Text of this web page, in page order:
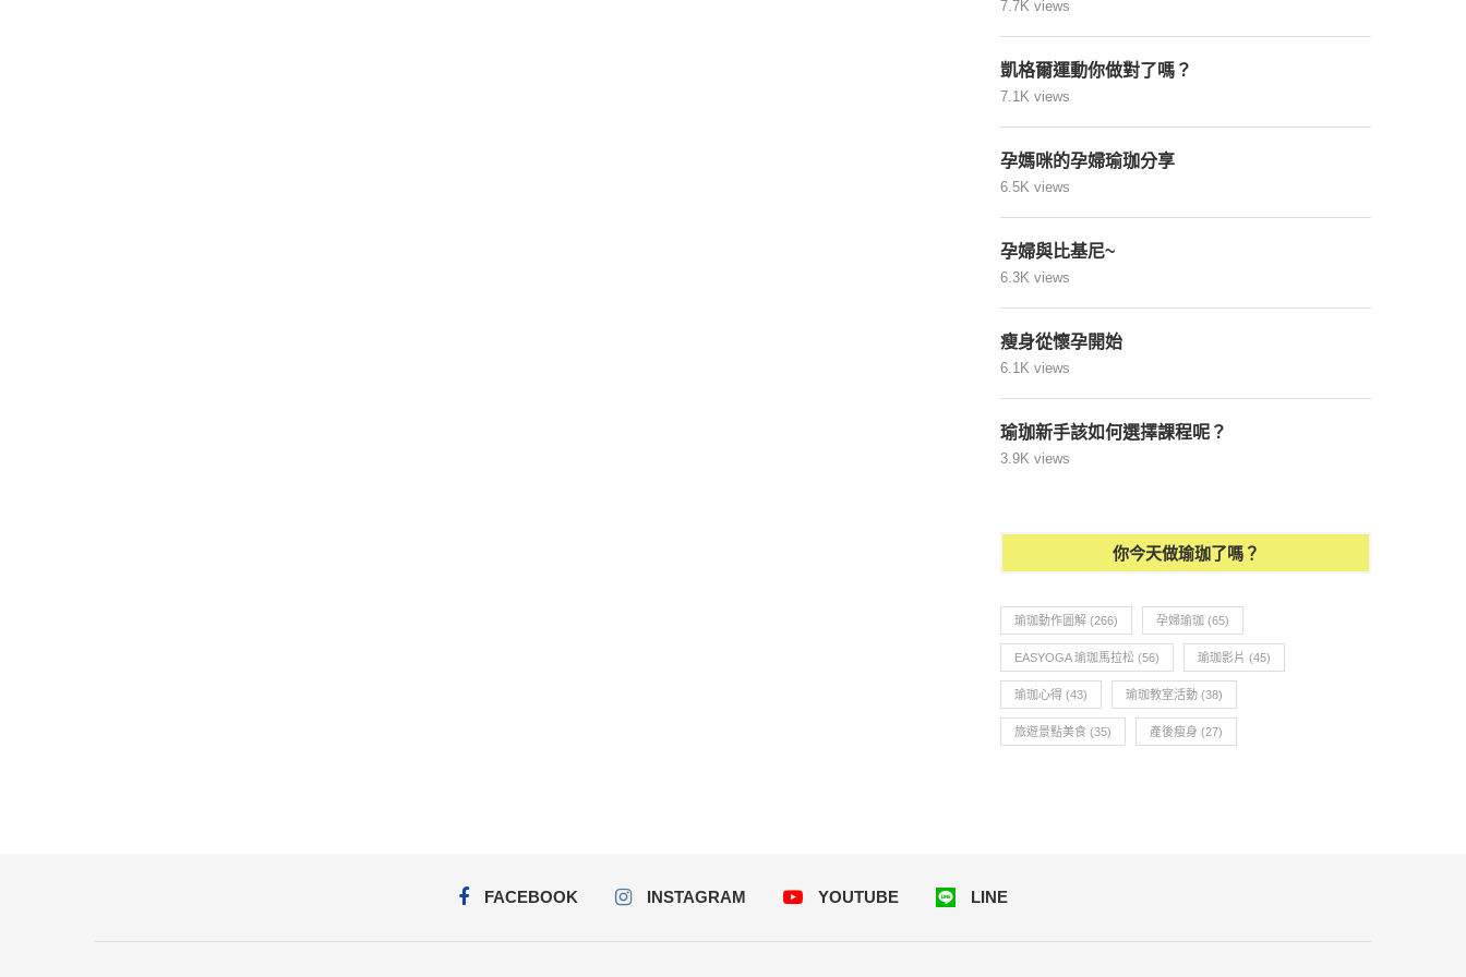
7.7K views
凱格爾運動你做對了嗎？
7.1K views
孕媽咪的孕婦瑜珈分享
6.5K views
孕婦與比基尼~
6.3K views
瘦身從懷孕開始
6.1K views
瑜珈新手該如何選擇課程呢？
3.9K views
你今天做瑜珈了嗎？
瑜珈動作圖解 (266) 孕婦瑜珈 (65)
EASYOGA 瑜珈馬拉松 (56) 瑜珈影片 (45)
瑜珈心得 (43) 瑜珈教室活動 (38)
旅遊景點美食 (35) 產後瘦身 (27)
FACEBOOK INSTAGRAM YOUTUBE LINE